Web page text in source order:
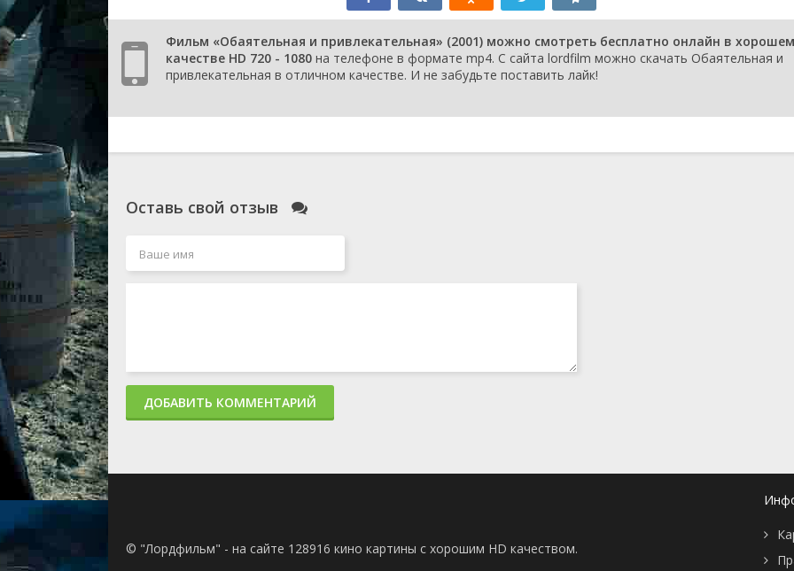
Фильм «Обаятельная и привлекательная» (2001) можно смотреть бесплатно онлайн в хорошем
качестве HD 720 - 1080 на телефоне в формате mp4. С сайта lordfilm можно скачать Обаятельная и
привлекательная в отличном качестве. И не забудьте поставить лайк!
Оставь свой отзыв
ДОБАВИТЬ КОММЕНТАРИЙ
© "Лордфильм" - на сайте 128916 кино картины с хорошим HD качеством.